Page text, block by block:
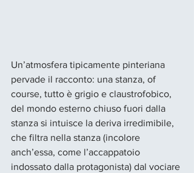
Un’atmosfera tipicamente pinteriana
pervade il racconto: una stanza, of
course, tutto è grigio e claustrofobico,
del mondo esterno chiuso fuori dalla
stanza si intuisce la deriva irredimibile,
che filtra nella stanza (incolore
anch’essa, come l’accappatoio
indossato dalla protagonista) dal vociare